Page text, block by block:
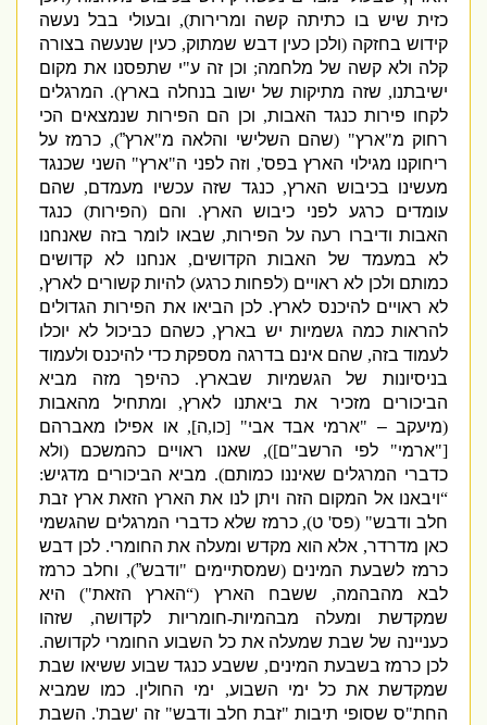
כזית שיש בו כתיתה קשה ומרירות), ובעולי בבל נעשה
קידוש בחזקה(ולכן כעין דבש שמתוק, כעין שנעשה בצורה
קלה ולא קשה של מלחמה; וכן זה ע"י שתפסנו את מקום
ישיבתנו, שזה מתיקות של ישוב בנחלה בארץ). המרגלים
לקחו פירות כנגד האבות, וכן הם הפירות שנמצאים הכי
רחוק מ"ארץ" (שהם השלישי והלאה מ"ארץ”), כרמז על
ריחוקנו מגילוי הארץ בפס', וזה לפני ה"ארץ" השני שכנגד
מעשינו בכיבוש הארץ,כנגד שזה עכשיו מעמדם, שהם
עומדים כרגע לפני כיבוש הארץ. והם(הפירות) כנגד
האבות ודיברו רעה על הפירות, שבאו לומר בזה שאנחנו
לא במעמד של האבות הקדושים,אנחנו לא קדושים
כמותם ולכן לא ראויים (לפחות כרגע) להיות קשורים לארץ,
לא ראויים להיכנס לארץ. לכן הביאו את הפירות הגדולים
להראות כמה גשמיות יש בארץ,כשהם כביכול לא יוכלו
לעמוד בזה, שהם אינם בדרגה מספקת כדי להיכנס ולעמוד
בניסיונות של הגשמיות שבארץ. כהיפך מזה מביא
הביכורים מזכיר את ביאתנו לארץ, ומתחיל מהאבות
(מיעקב – "ארמי אבד אבי" [כו,ה],או אפילו מאברהם
["ארמי"לפי הרשב"ם]), שאנו ראויים כהמשכם (ולא
כדברי המרגלים שאיננו כמותם). מביא הביכורים מדגיש:
“ויבאנו אל המקום הזה ויתן לנו את הארץ הזאת ארץ זבת
חלב ודבש" (פס' ט),כרמז שלא כדברי המרגלים שהגשמי
כאן מדרדר, אלא הוא מקדש ומעלה את החומרי.לכן דבש
כרמז לשבעת המינים(שמסתיימים "ודבש”), וחלב כרמז
לבא מהבהמה, ששבח הארץ (“הארץ הזאת") היא
שמקדשת ומעלה מבהמיות-חומריות לקדושה, שזהו
כעניינה של שבת שמעלה את כל השבוע החומרי לקדושה.
לכן כרמז בשבעת המינים, ששבע כנגד שבוע ששיאו שבת
שמקדשת את כל ימי השבוע, ימי החולין. כמו שמביא
החת"ס שסופי תיבות "זבת חלב ודבש" זה 'שבת'. השבת